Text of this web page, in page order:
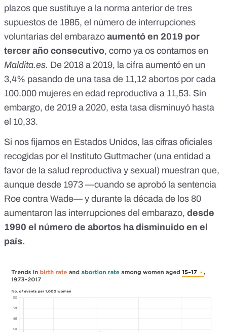
plazos que sustituye a la norma anterior de tres
supuestos de 1985, el número de interrupciones
voluntarias del embarazo aumentó en 2019 por
tercer año consecutivo, como ya os contamos en
Maldita.es. De 2018 a 2019, la cifra aumentó en un
3,4% pasando de una tasa de 11,12 abortos por cada
100.000 mujeres en edad reproductiva a 11,53. Sin
embargo, de 2019 a 2020, esta tasa disminuyó hasta
el 10,33.
Si nos fijamos en Estados Unidos, las cifras oficiales
recogidas por el Instituto Guttmacher (una entidad a
favor de la salud reproductiva y sexual) muestran que,
aunque desde 1973 —cuando se aprobó la sentencia
Roe contra Wade— y durante la década de los 80
aumentaron las interrupciones del embarazo, desde
1990 el número de abortos ha disminuido en el
país.